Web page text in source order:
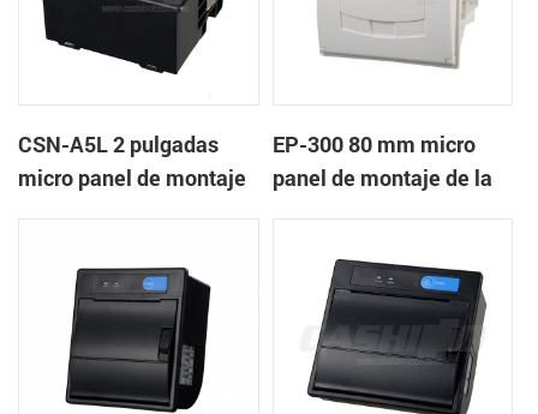
CSN-A5L 2 pulgadas
micro panel de montaje
EP-300 80 mm micro
panel de montaje de la